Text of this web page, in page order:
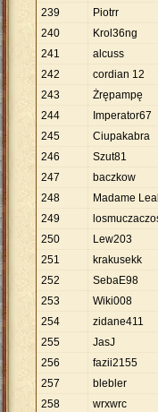
239
Piotrr
240
Krol36ng
241
alcuss
242
cordian 12
243
Żrępampę
244
Imperator67
245
Ciupakabra
246
Szut81
247
baczkow
248
Madame Leal
249
250
Lew203
251
krakusekk
252
SebaE98
253
Wiki008
254
zidane411
255
JasJ
256
fazii2155
257
blebler
258
wrxwrc